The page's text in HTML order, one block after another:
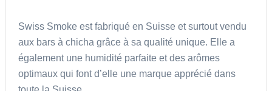
Swiss Smoke est fabriqué en Suisse et surtout vendu
aux bars à chicha grâce à sa qualité unique. Elle a
également une humidité parfaite et des arômes
optimaux qui font d’elle une marque apprécié dans